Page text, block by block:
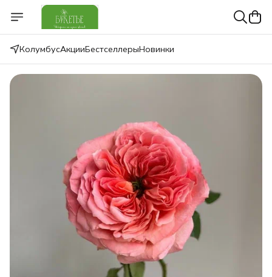
КолумбусАкцииБестселлерыНовинки